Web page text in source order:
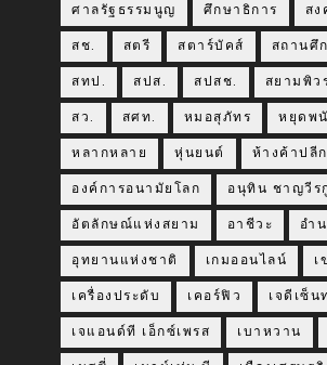
ศาลรัฐธรรมนูญ ศึกษาธิการ สง
สช. สตรี สตาร์บัคส์ สถานศึ
สทป. สปส. สปสช. สยามพิว
สว. สศท. หมอสุภัทร หยุดพ
หลากหลาย หุ่นยนต์ ห้างค้าปลีก
องค์การอนามัยโลก อนุทิน ชาญวีร
อัตลักษณ์แห่งสยาม อาชีวะ อำ
อุทยานแห่งชาติ เกมออนไลน์ เ
เครื่องประดับ เคอร์ฟิว เจดีเซ็น
เจแอนด์ที เอ็กซ์เพรส เบาหวาน